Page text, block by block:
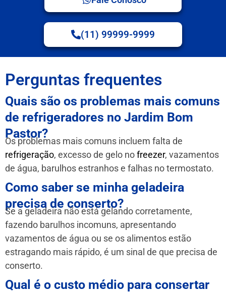
(11) 99999-9999
Perguntas frequentes
Quais são os problemas mais comuns
de refrigeradores no Jardim Bom
Pastor?
Os problemas mais comuns incluem falta de
refrigeração, excesso de gelo nofreezer, vazamentos
de água, barulhos estranhos e falhas no termostato.
Como saber se minha geladeira
precisa de conserto?
Se a geladeira não está gelando corretamente,
fazendo barulhos incomuns, apresentando
vazamentos de água ou se os alimentos estão
estragando mais rápido, é um sinal de que precisa de
conserto.
Qual é o custo médio para consertar